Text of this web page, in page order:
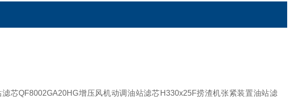
滤芯QF8002GA20HG增压风机动调油站滤芯H330x25F捞渣机张紧装置油站滤